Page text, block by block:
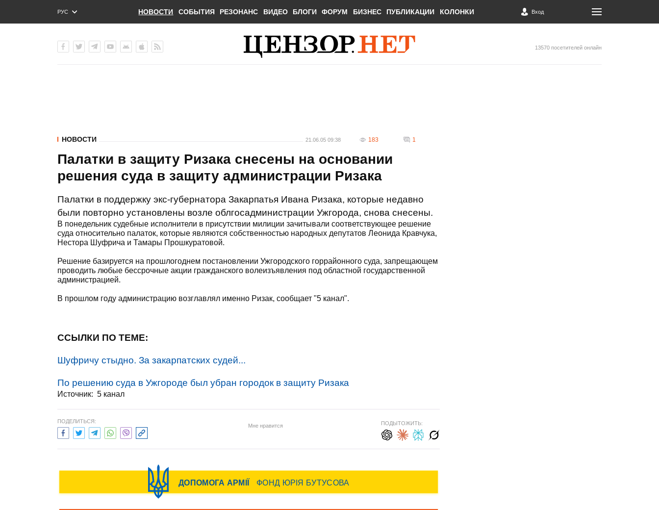
РУС
ENG
НОВОСТИ СОБЫТИЯ РЕЗОНАНС ВИДЕО БЛОГИ ФОРУМ БИЗНЕС ПУБЛИКАЦИИ КОЛОНКИ Вход
13570 посетителей онлайн
НОВОСТИ 21.06.05 09:38 183 1
Палатки в защиту Ризака снесены на основании
решения суда в защиту администрации Ризака
Палатки в поддержку экс-губернатора Закарпатья Ивана Ризака, которые недавно
были повторно установлены возле облгосадминистрации Ужгорода, снова снесены.
В понедельник судебные исполнители в присутствии милиции зачитывали соответствующее решение
суда относительно палаток, которые являются собственностью народных депутатов Леонида Кравчука,
Нестора Шуфрича и Тамары Прошкуратовой.
Решение базируется на прошлогоднем постановлении Ужгородского горрайонного суда, запрещающем
проводить любые бессрочные акции гражданского волеизъявления под областной государственной
администрацией.
В прошлом году администрацию возглавлял именно Ризак, сообщает "5 канал".
ССЫЛКИ ПО ТЕМЕ:
Шуфричу стыдно. За закарпатских судей...
По решению суда в Ужгороде был убран городок в защиту Ризака
Источник: 5 канал
ПОДЕЛИТЬСЯ:
Мне нравится ПОДЫТОЖИТЬ: